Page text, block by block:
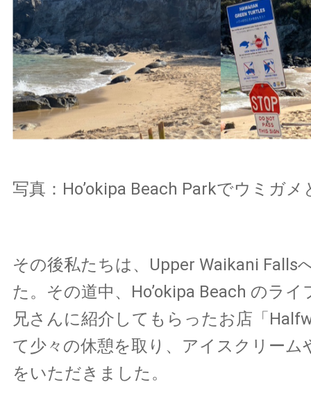
写真：Ho’okipa Beach Parkでウミガメ
その後私たちは、Upper Waikani Falls
た。その道中、Ho’okipa Beach のラ
兄さんに紹介してもらったお店「
て少々の休憩を取り、アイスクリーム
をいただきました。